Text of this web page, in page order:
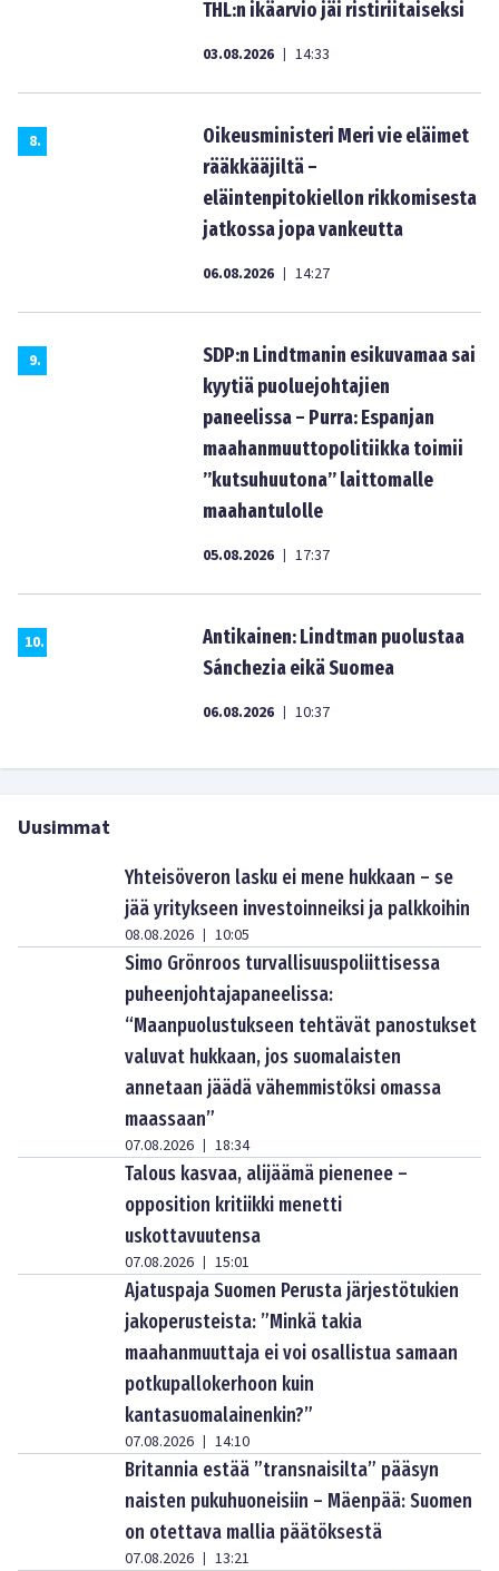
THL:n ikäarvio jäi ristiriitaiseksi
03.08.2026 | 14:33
8.
Oikeusministeri Meri vie eläimet
rääkkääjiltä –
eläintenpitokiellon rikkomisesta
jatkossa jopa vankeutta
06.08.2026 | 14:27
9.
SDP:n Lindtmanin esikuvamaa sai
kyytiä puoluejohtajien
paneelissa – Purra: Espanjan
maahanmuuttopolitiikka toimii
”kutsuhuutona” laittomalle
maahantulolle
05.08.2026 | 17:37
10.
Antikainen: Lindtman puolustaa
Sánchezia eikä Suomea
06.08.2026 | 10:37
Uusimmat
Yhteisöveron lasku ei mene hukkaan – se
jää yritykseen investoinneiksi ja palkkoihin
08.08.2026 | 10:05
Simo Grönroos turvallisuuspoliittisessa
puheenjohtajapaneelissa:
“Maanpuolustukseen tehtävät panostukset
valuvat hukkaan, jos suomalaisten
annetaan jäädä vähemmistöksi omassa
maassaan”
07.08.2026 | 18:34
Talous kasvaa, alijäämä pienenee –
opposition kritiikki menetti
uskottavuutensa
07.08.2026 | 15:01
Ajatuspaja Suomen Perusta järjestötukien
jakoperusteista: ”Minkä takia
maahanmuuttaja ei voi osallistua samaan
potkupallokerhoon kuin
kantasuomalainenkin?”
07.08.2026 | 14:10
Britannia estää ”transnaisilta” pääsyn
naisten pukuhuoneisiin – Mäenpää: Suomen
on otettava mallia päätöksestä
07.08.2026 | 13:21